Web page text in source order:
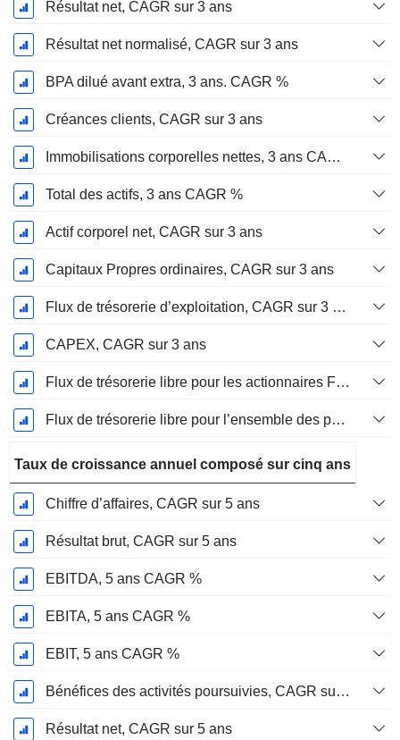
Résultat net, CAGR sur 3 ans
Résultat net normalisé, CAGR sur 3 ans
BPA dilué avant extra, 3 ans. CAGR %
Créances clients, CAGR sur 3 ans
Immobilisations corporelles nettes, 3 ans CAGR %
Total des actifs, 3 ans CAGR %
Actif corporel net, CAGR sur 3 ans
Capitaux Propres ordinaires, CAGR sur 3 ans
Flux de trésorerie d’exploitation, CAGR sur 3 ans
CAPEX, CAGR sur 3 ans
Flux de trésorerie libre pour les actionnaires FCFE, CAGR sur 3 ans
Flux de trésorerie libre pour l’ensemble des pourvoyeurs de fonds (créanciers et actionnaires) FCFF, CAGR sur 3 ans
Taux de croissance annuel composé sur cinq ans
Chiffre d’affaires, CAGR sur 5 ans
Résultat brut, CAGR sur 5 ans
EBITDA, 5 ans CAGR %
EBITA, 5 ans CAGR %
EBIT, 5 ans CAGR %
Bénéfices des activités poursuivies, CAGR sur 5 ans
Résultat net, CAGR sur 5 ans